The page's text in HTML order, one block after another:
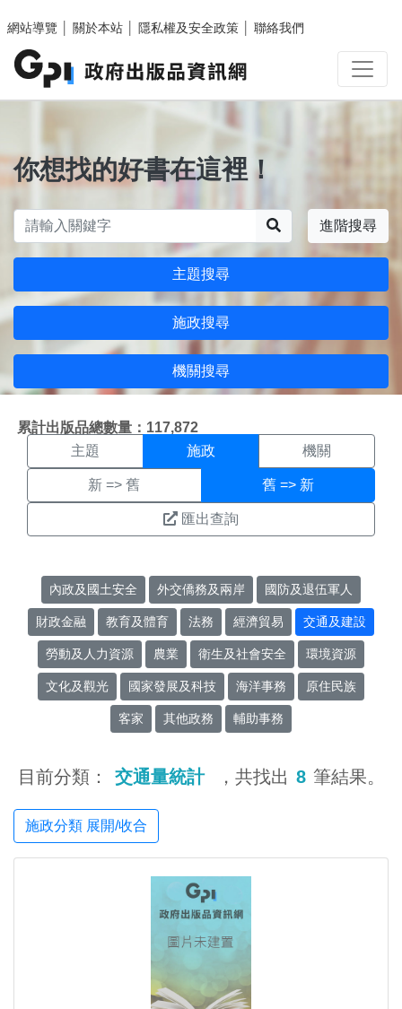
網站導覽
關於本站 隱私權及安全政策 聯絡我們
你想找的好書在這裡！
進階搜尋
主題搜尋
施政搜尋
機關搜尋
累計出版品總數量：117,872
施政搜尋結果頁面
主題 施政 機關
新 => 舊 舊 => 新
匯出查詢
內政及國土安全 外交僑務及兩岸 國防及退伍軍人
財政金融 教育及體育 法務 經濟貿易 交通及建設
勞動及人力資源 農業 衛生及社會安全 環境資源
文化及觀光 國家發展及科技 海洋事務 原住民族
客家 其他政務 輔助事務
目前分類： 交通量統計 ，共找出 8 筆結果。
施政分類 展開/收合